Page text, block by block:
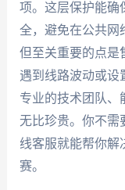
项。这层保护能确
全，避免在公共网
但至关重要的点是
遇到线路波动或设
专业的技术团队、
无比珍贵。你不需
线客服就能帮你解
赛。